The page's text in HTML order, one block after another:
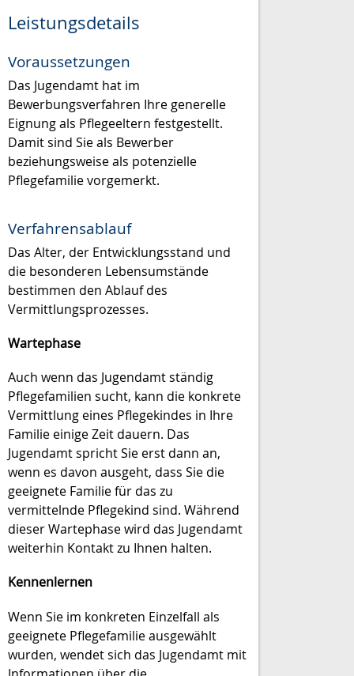
Leistungsdetails
Voraussetzungen
Das Jugendamt hat im
Bewerbungsverfahren Ihre generelle
Eignung als Pflegeeltern festgestellt.
Damit sind Sie als Bewerber
beziehungsweise als potenzielle
Pflegefamilie vorgemerkt.
Verfahrensablauf
Das Alter, der Entwicklungsstand und
die besonderen Lebensumstände
bestimmen den Ablauf des
Vermittlungsprozesses.
Wartephase
Auch wenn das Jugendamt ständig
Pflegefamilien sucht, kann die konkrete
Vermittlung eines Pflegekindes in Ihre
Familie einige Zeit dauern. Das
Jugendamt spricht Sie erst dann an,
wenn es davon ausgeht, dass Sie die
geeignete Familie für das zu
vermittelnde Pflegekind sind. Während
dieser Wartephase wird das Jugendamt
weiterhin Kontakt zu Ihnen halten.
Kennenlernen
Wenn Sie im konkreten Einzelfall als
geeignete Pflegefamilie ausgewählt
wurden, wendet sich das Jugendamt mit